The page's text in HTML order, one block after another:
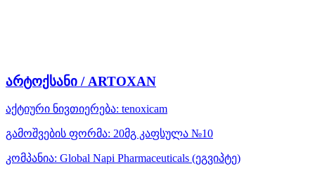
არტოქსანი / ARTOXAN
აქტიური ნივთიერება: tenoxicam
გამოშვების ფორმა: 20მგ კაფსულა №10
კომპანია: Global Napi Pharmaceuticals (ეგვიპტე)